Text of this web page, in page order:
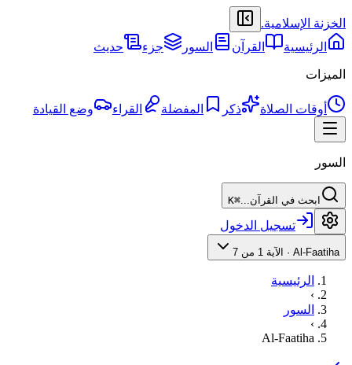
الخزنة الإسلامية.
الرئيسية
القرآن السور جزء حديث
الميزات
أوقات الصلاة ذكر المفضلة القراء وضع القيادة
السور
ابحث في القرآن...⌘K
تسجيل الدخول
Al-Faatiha
· الآية 1 من 7
الرئيسية
›
السور
›
Al-Faatiha